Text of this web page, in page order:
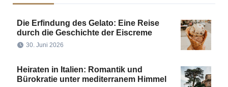
Die Erfindung des Gelato: Eine Reise
durch die Geschichte der Eiscreme
30. Juni 2026
Heiraten in Italien: Romantik und
Bürokratie unter mediterranem Himmel